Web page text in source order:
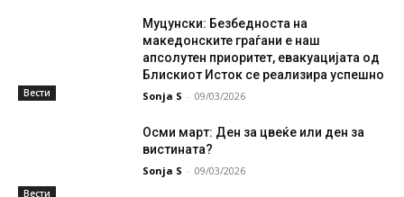
Вести
Муцунски: Безбедноста на
македонските граѓани е наш
апсолутен приоритет, евакуацијата од
Блискиот Исток се реализира успешно
Sonja S - 09/03/2026
Вести
Осми март: Ден за цвеќе или ден за
вистината?
Sonja S - 09/03/2026